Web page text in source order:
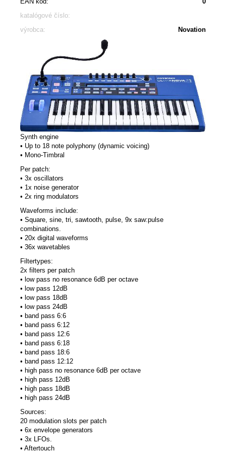
katalógové číslo:
výrobca:
Novation
Synth engine
• Up to 18 note polyphony (dynamic voicing)
• Mono-Timbral
Per patch:
• 3x oscillators
• 1x noise generator
• 2x ring modulators
Waveforms include:
• Square, sine, tri, sawtooth, pulse, 9x saw:pulse
combinations.
• 20x digital waveforms
• 36x wavetables
Filtertypes:
2x filters per patch
• low pass no resonance 6dB per octave
• low pass 12dB
• low pass 18dB
• low pass 24dB
• band pass 6:6
• band pass 6:12
• band pass 12:6
• band pass 6:18
• band pass 18:6
• band pass 12:12
• high pass no resonance 6dB per octave
• high pass 12dB
• high pass 18dB
• high pass 24dB
Sources:
20 modulation slots per patch
• 6x envelope generators
• 3x LFOs.
• Aftertouch